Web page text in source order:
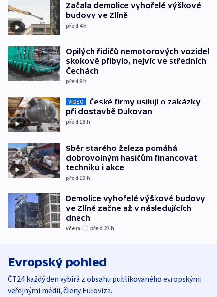
Začala demolice vyhořelé výškové
budovy ve Zlíně
před 4h
Opilých řidičů nemotorových vozidel
skokově přibylo, nejvíc ve středních
Čechách
před 8h
VIDEO
České firmy usilují o zakázky
při dostavbě Dukovan
před 18 h
Sběr starého železa pomáhá
dobrovolným hasičům financovat
techniku i akce
před 19 h
Demolice vyhořelé výškové budovy
ve Zlíně začne až v následujících
dnech
včera před 22 h
Evropský pohled
ČT24 každý den vybírá z obsahu publikovaného evropskými
veřejnými médii, členy Eurovize.